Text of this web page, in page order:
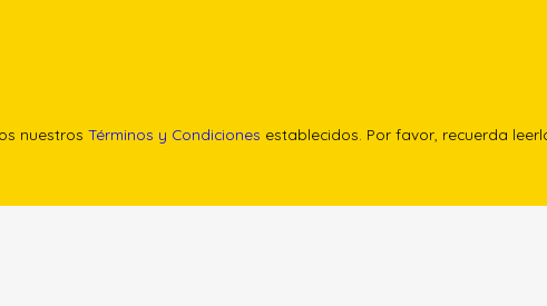
nuestros Términos y Condiciones establecidos. Por favor, recuerda